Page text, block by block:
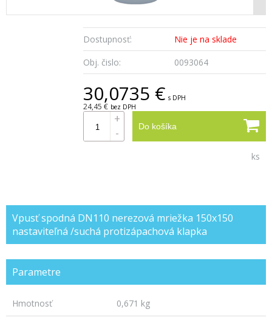
Dostupnosť:
Nie je na sklade
Obj. čislo:
0093064
30,0735 € s DPH
24,45 € bez DPH
Do košíka
+
-
ks
Vpusť spodná DN110 nerezová mriežka 150x150
nastaviteľná /suchá protizápachová klapka
Parametre
Hmotnosť 0,671 kg